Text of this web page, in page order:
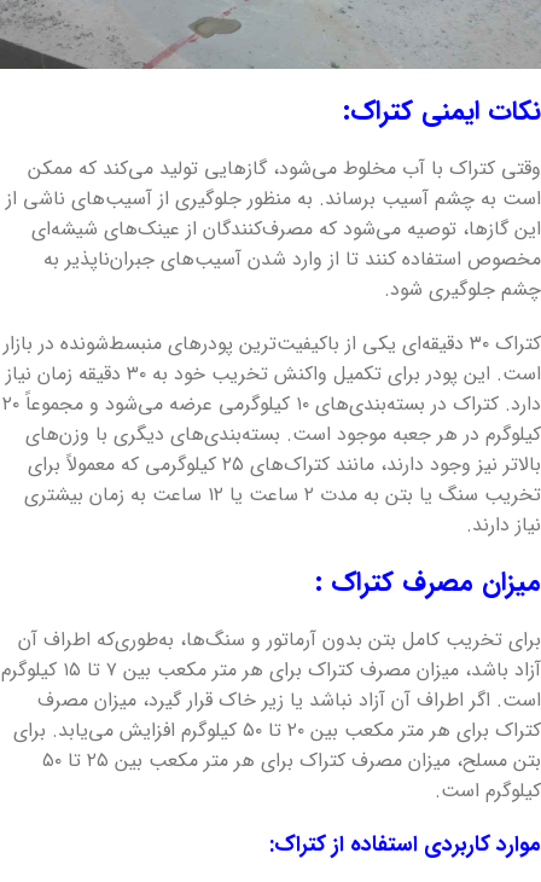
نکات ایمنی کتراک:
وقتی کتراک با آب مخلوط می‌شود، گازهایی تولید می‌کند که ممکن
است به چشم آسیب برساند. به منظور جلوگیری از آسیب‌های ناشی از
این گازها، توصیه می‌شود که مصرف‌کنندگان از عینک‌های شیشه‌ای
مخصوص استفاده کنند تا از وارد شدن آسیب‌های جبران‌ناپذیر به
چشم جلوگیری شود.
کتراک ۳۰ دقیقه‌ای یکی از باکیفیت‌ترین پودرهای منبسط‌شونده در بازار
است. این پودر برای تکمیل واکنش تخریب خود به ۳۰ دقیقه زمان نیاز
دارد. کتراک در بسته‌بندی‌های ۱۰ کیلوگرمی عرضه می‌شود و مجموعاً ۲۰
کیلوگرم در هر جعبه موجود است. بسته‌بندی‌های دیگری با وزن‌های
بالاتر نیز وجود دارند، مانند کتراک‌های ۲۵ کیلوگرمی که معمولاً برای
تخریب سنگ یا بتن به مدت ۲ ساعت یا ۱۲ ساعت به زمان بیشتری
نیاز دارند.
میزان مصرف کتراک :
برای تخریب کامل بتن بدون آرماتور و سنگ‌ها، به‌طوری‌که اطراف آن
آزاد باشد، میزان مصرف کتراک برای هر متر مکعب بین ۷ تا ۱۵ کیلوگرم
است. اگر اطراف آن آزاد نباشد یا زیر خاک قرار گیرد، میزان مصرف
کتراک برای هر متر مکعب بین ۲۰ تا ۵۰ کیلوگرم افزایش می‌یابد. برای
بتن مسلح، میزان مصرف کتراک برای هر متر مکعب بین ۲۵ تا ۵۰
کیلوگرم است.
موارد کاربردی استفاده از کتراک: